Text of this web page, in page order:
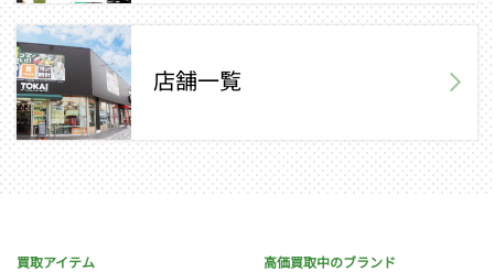
店舗一覧
買取アイテム 高価買取中のブランド